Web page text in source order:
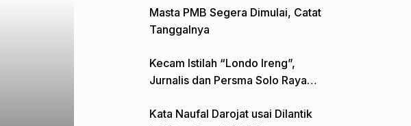
Masta PMB Segera Dimulai, Catat
Tanggalnya
Kecam Istilah “Londo Ireng”,
Jurnalis dan Persma Solo Raya
Kata Naufal Darojat usai Dilantik